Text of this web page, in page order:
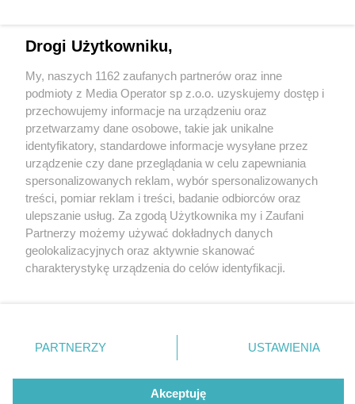
3 / 0
Wydawca mediów lokalnych
Nie zapomnij
zapoznać się z:
polityką prywatności
Twojemiasto
Piekary Śląskie
Chorzów
Tarnowskie Góry
Gliwice
Skontakuj sięz nami
Kontakt
Redakcja
Newsletter
Drogi Użytkowniku,
My, naszych 1162 zaufanych partnerów oraz inne
podmioty z Media Operator sp z.o.o. uzyskujemy dostęp i
przechowujemy informacje na urządzeniu oraz
przetwarzamy dane osobowe, takie jak unikalne
identyfikatory, standardowe informacje wysyłane przez
urządzenie czy dane przeglądania w celu zapewniania
spersonalizowanych reklam, wybór spersonalizowanych
treści, pomiar reklam i treści, badanie odbiorców oraz
ulepszanie usług. Za zgodą Użytkownika my i Zaufani
Partnerzy możemy używać dokładnych danych
geolokalizacyjnych oraz aktywnie skanować
charakterystykę urządzenia do celów identyfikacji.
zmienić/wycofać klikając przycisk ustawień prywatności
znajdujący się w lewym dolnym rogu strony
rodzaje przetwarzania danych nie wymagają zgody
użytkownika, ale masz prawo sprzeciwić się takiemu
PARTNERZY USTAWIENIA
Akceptuję